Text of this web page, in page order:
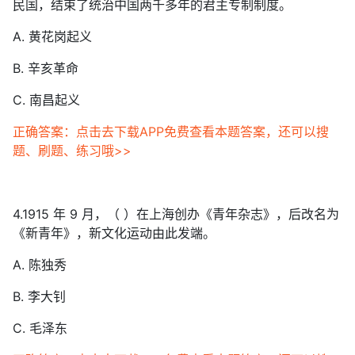
民国，结束了统治中国两千多年的君主专制制度。
A. 黄花岗起义
B. 辛亥革命
C. 南昌起义
正确答案：点击去下载APP免费查看本题答案，还可以搜
题、刷题、练习哦>>
4.1915 年 9 月，（ ）在上海创办《青年杂志》，后改名为
《新青年》，新文化运动由此发端。
A. 陈独秀
B. 李大钊
C. 毛泽东